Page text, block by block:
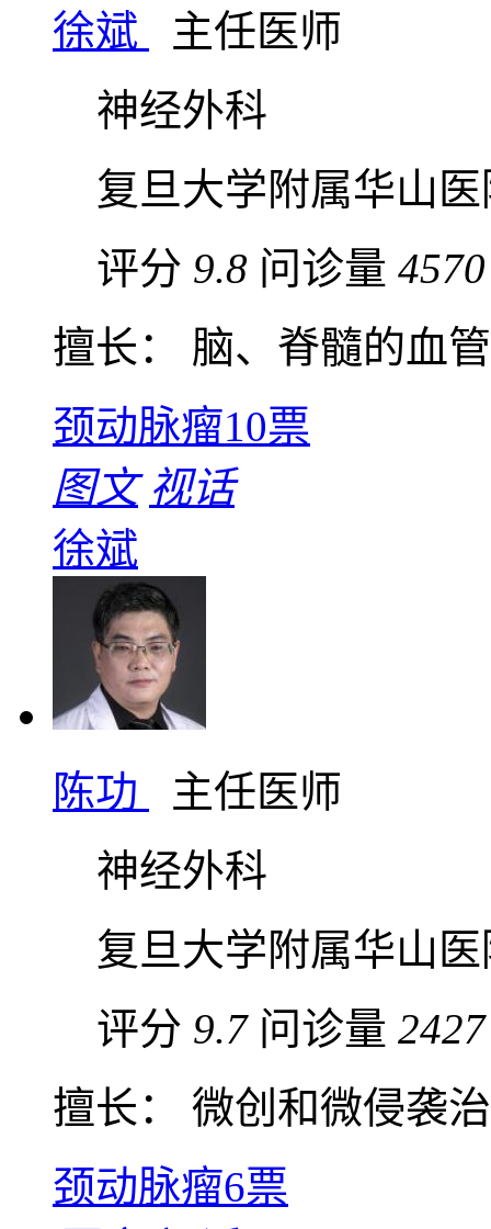
徐斌
主任医师
神经外科
复旦大学附属华山
评分 9.8 问诊量 4570
擅长： 脑、脊髓的血
颈动脉瘤10票
图文 视话
徐斌
陈功
主任医师
神经外科
复旦大学附属华山医
评分 9.7 问诊量 2427
擅长： 微创和微侵袭
颈动脉瘤6票